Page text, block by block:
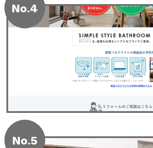
No.4
No.5